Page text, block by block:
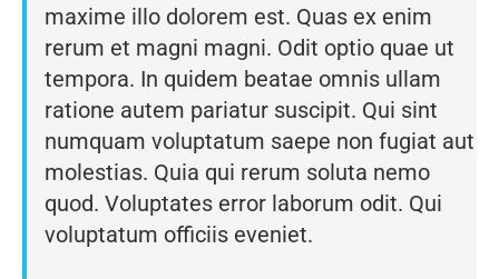
maxime illo dolorem est. Quas ex enim
rerum et magni magni. Odit optio quae ut
tempora. In quidem beatae omnis ullam
ratione autem pariatur suscipit. Qui sint
numquam voluptatum saepe non fugiat aut
molestias. Quia qui rerum soluta nemo
quod. Voluptates error laborum odit. Qui
voluptatum officiis eveniet.